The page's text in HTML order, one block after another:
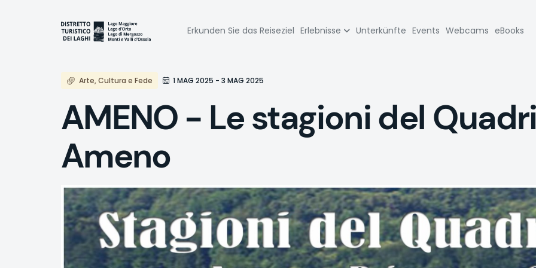
Navigazione
principale
Erkunden Sie das Reiseziel Erlebnisse Unterkünfte Events Webcams eBooks
Arte, Cultura e Fede 1 MAG 2025 - 3 MAG 2025
AMENO - Le stagioni del
Ameno